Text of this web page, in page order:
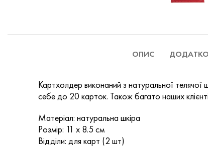
ОПИС
Картхолдер виконаний з натуральної телячої
себе до 20 карток. Також багато наших
Матеріал: натуральна шкіра
Розмір: 11 х 8.5 см
Відділи: для карт (2 шт)